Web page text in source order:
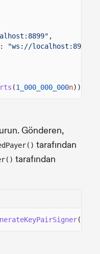
,
"ws://localhost:8900"
(1_000_000_000n)));
Gönderen,
tarafından
tarafından
();